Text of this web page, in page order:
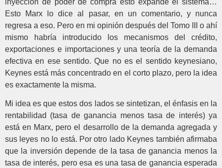
Esto Marx lo dice al pasar, en un comentario, y nunca
regresa a eso. Pero en mi opinión después del Tomo III o ahí
mismo habría introducido los mecanismos del crédito,
exportaciones e importaciones y una teoría de la demanda
efectiva en ese sentido. Que no es el sentido keynesiano,
Keynes está más concentrado en el corto plazo, pero la idea
es exactamente la misma.
Mi idea es que estos dos lados se sintetizan, el énfasis en la
rentabilidad (tasa de ganancia menos tasa de interés) ya
está en Marx, pero el desarrollo de la demanda agregada y
sus leyes no lo está. Por otro lado Keynes también afirmaba
que la inversión depende de la tasa de ganancia menos la
tasa de interés, pero esa es una tasa de ganancia esperada